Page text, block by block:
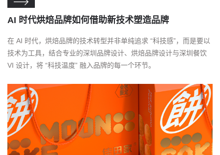
AI 时代烘焙品牌如何借助新技术塑造品牌
在 AI 时代，烘焙品牌的技术转型并非单纯追求 “科技感”，而是要以
技术为工具，结合专业的深圳品牌设计、烘焙品牌设计与深圳餐饮
VI 设计，将 “科技温度” 融入品牌的每一个环节。